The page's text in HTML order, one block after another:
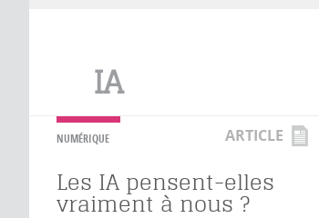
IA
NUMÉRIQUE ARTICLE
Les IA pensent-elles
vraiment à nous ?